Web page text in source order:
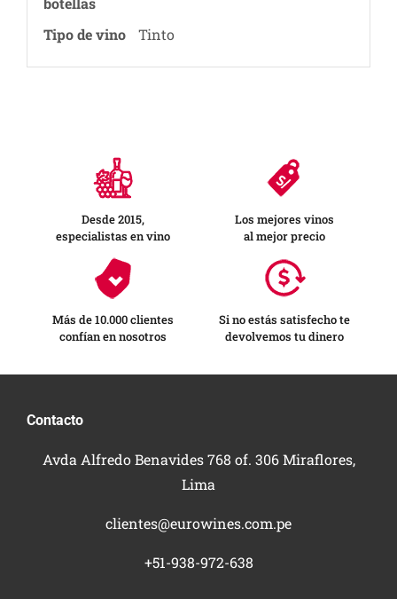
Tipo de vino Tinto
Desde 2015,
especialistas en vino
Los mejores vinos
al mejor precio
Más de 10.000 clientes
confían en nosotros
Si no estás satisfecho te
devolvemos tu dinero
Contacto
Avda Alfredo Benavides 768 of. 306 Miraflores,
Lima
clientes@eurowines.com.pe
+51-938-972-638